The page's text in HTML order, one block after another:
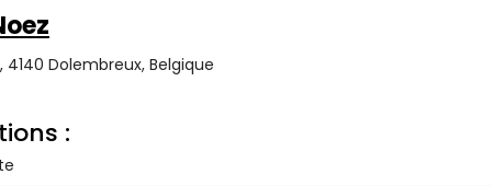
4140 Dolembreux, Belgique
: